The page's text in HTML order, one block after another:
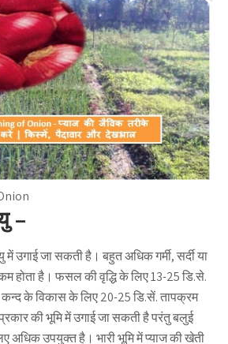
–
उगाई जा सकती है। बहुत अधिक गर्मी, सर्दी या
होता है। फसल की वृद्धि के लिए 13-25 डि.से.
कन्द के विकास के लिए 20-25 डि.सें. तापक्रम
की भूमि में उगाई जा सकती है परंतु बलुई
अधिक उपयुक्त है। भारी भूमि में प्याज की खेती